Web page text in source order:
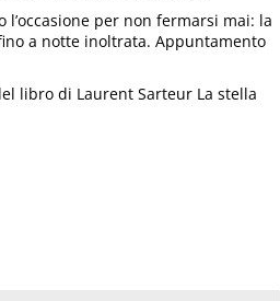
l’occasione per non fermarsi mai: la
a notte inoltrata. Appuntamento
libro di Laurent Sarteur La stella